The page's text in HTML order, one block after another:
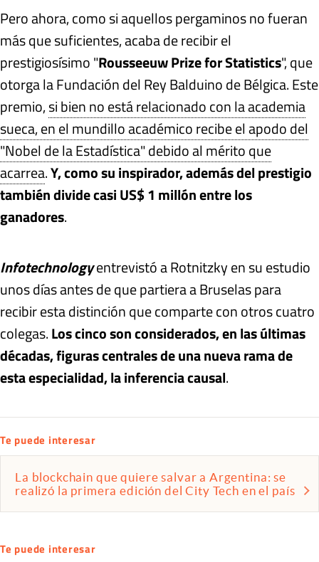
Pero ahora, como si aquellos pergaminos no fueran
más que suficientes, acaba de recibir el
prestigiosísimo "Rousseeuw Prize for Statistics", que
otorga la Fundación del Rey Balduino de Bélgica. Este
premio,si bien no está relacionado con la academia
sueca, en el mundillo académico recibe el apodo del
"Nobel de la Estadística" debido al mérito que
acarrea.Y, como su inspirador, además del prestigio
también divide casi US$ 1 millón entre los
ganadores.
Infotechnologyentrevistó a Rotnitzky en su estudio
unos días antes de que partiera a Bruselas para
recibir esta distinción que comparte con otros cuatro
colegas.Los cinco son considerados, en las últimas
décadas, figuras centrales de una nueva rama de
esta especialidad, la inferencia causal.
Te puede interesar
La blockchain que quiere salvar a Argentina: se
realizó la primera edición del City Tech en el país
Te puede interesar